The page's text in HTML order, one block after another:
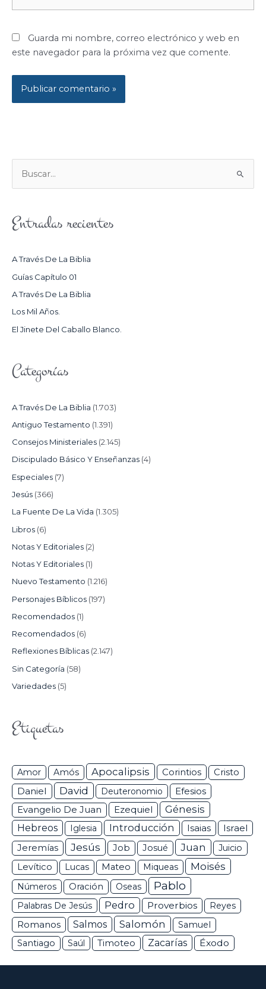
Guarda mi nombre, correo electrónico y web en
este navegador para la próxima vez que comente.
U
C
R
:
Entradas recientes
A Través De La Biblia
Guías Capítulo 01
A Través De La Biblia
Los Mil Años.
El Jinete Del Caballo Blanco.
Categorías
A Través De La Biblia (1.703)
Antiguo Testamento (1.391)
Consejos Ministeriales (2.145)
Discipulado Básico Y Enseñanzas (4)
Especiales (7)
Jesús (366)
La Fuente De La Vida (1.305)
Libros (6)
Notas Y Editoriales (2)
Notas Y Editoriales (1)
Nuevo Testamento (1.216)
Personajes Bíblicos (197)
Recomendados (1)
Recomendados (6)
Reflexiones Bíblicas (2.147)
Sin Categoría (58)
Variedades (5)
Etiquetas
Amor Amós Apocalipsis Corintios Cristo
Daniel David Deuteronomio Efesios
Evangelio De Juan Ezequiel
Génesis
Hebreos
Iglesia Introducción Isaias Israel
Jeremías Jesús Job Josué Juan
Juicio
Levítico
Lucas Mateo Miqueas Moisés
Números Oración Oseas Pablo
Palabras De Jesús Pedro Proverbios Reyes
Romanos Salmos Salomón
Samuel
Santiago
Saúl Timoteo Zacarías Éxodo